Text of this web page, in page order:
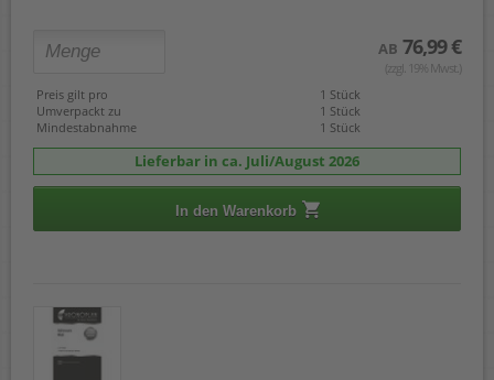
AB 76,99 €
(zzgl. 19% Mwst.)
Preis gilt pro
1 Stück
Umverpackt zu
1 Stück
Mindestabnahme
1 Stück
Lieferbar in ca. Juli/August 2026
In den Warenkorb